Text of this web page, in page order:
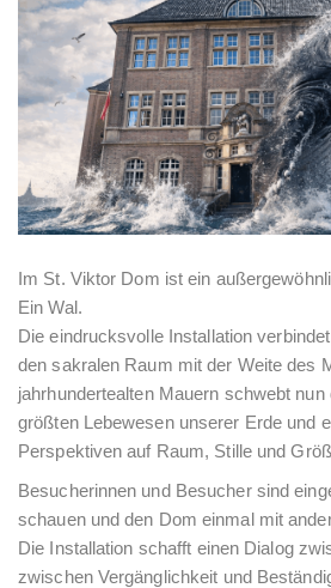
Im St. Viktor Dom ist ein
Ein Wal.
Die eindrucksvolle Installation
den sakralen Raum mit der Weite des
jahrhundertealten Mauern schwebt
größten Lebewesen unserer Erde und
Perspektiven auf Raum, Stille und
Besucherinnen und Besucher sind
schauen und den Dom einmal mit
Die Installation schafft einen Dialog
zwischen Vergänglichkeit und